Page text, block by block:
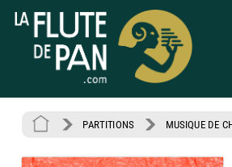
PARTITIONS MUSIQUE DE